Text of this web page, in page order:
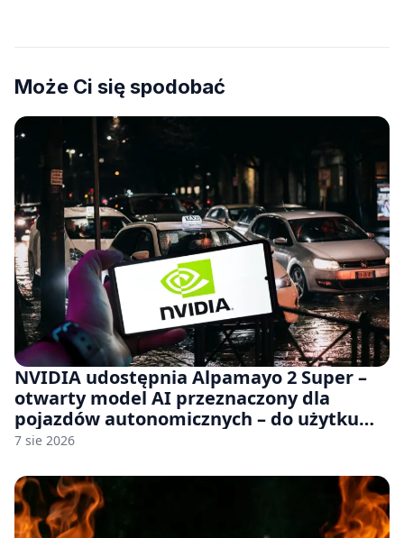
Może Ci się spodobać
NVIDIA udostępnia Alpamayo 2 Super –
otwarty model AI przeznaczony dla
pojazdów autonomicznych – do użytku
komercyjnego
7 sie 2026